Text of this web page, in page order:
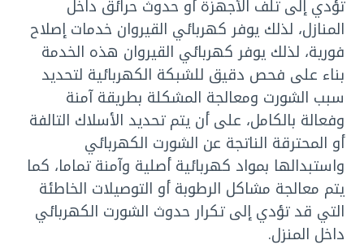
تؤدي إلى تلف الأجهزة أو حدوث حرائق داخل
المنازل، لذلك يوفر كهربائي القيروان خدمات إصلاح
فورية، لذلك يوفر كهربائي القيروان هذه الخدمة
بناء على فحص دقيق للشبكة الكهربائية لتحديد
سبب الشورت ومعالجة المشكلة بطريقة آمنة
وفعالة بالكامل، على أن يتم تحديد الأسلاك التالفة
أو المحترقة الناتجة عن الشورت الكهربائي
واستبدالها بمواد كهربائية أصلية وآمنة تماما، كما
يتم معالجة مشاكل الرطوبة أو التوصيلات الخاطئة
التي قد تؤدي إلى تكرار حدوث الشورت الكهربائي
داخل المنزل.